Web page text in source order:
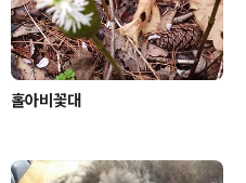
홀아비꽃대